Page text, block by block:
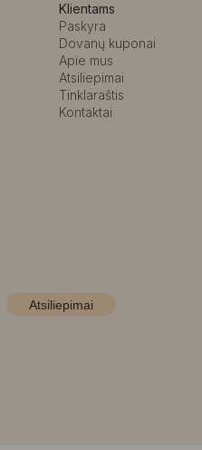
Klientams
Paskyra
Dovanų kuponai
Apie mus
Atsiliepimai
Tinklaraštis
Kontaktai
Atsiliepimai